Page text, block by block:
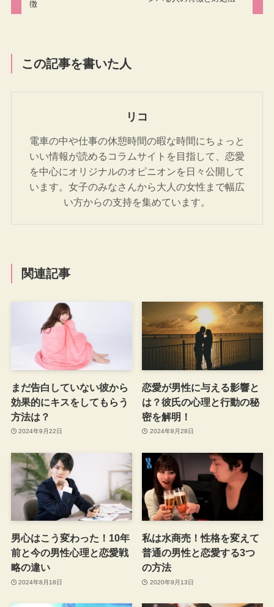
徴
この記事を書いた人
リコ
電車の中や仕事の休憩時間の暇な時間にちょっと
いい情報が読めるコラムサイトを目指して、恋愛
を中心にオリジナルのオピニオンを日々公開して
います。女子のみなさんから大人の女性まで幅広
い方からの支持を集めています。
関連記事
まだ告白していない彼から
効果的にキスをしてもらう
方法は？
2024年9月22日
恋愛が男性に与える影響と
は？彼氏の心理と行動の秘
密を解明！
2024年8月28日
男心はこう変わった！10年
前と今の男性心理と恋愛戦
略の違い
2024年8月18日
私は水商売！性格を変えて
普通の男性と恋愛する3つ
の方法
2020年9月13日